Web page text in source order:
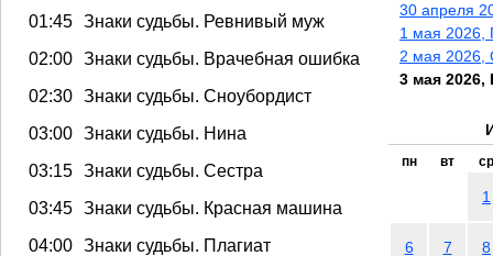
01:45 Знаки судьбы. Ревнивый муж
02:00 Знаки судьбы. Врачебная ошибка
02:30 Знаки судьбы. Сноубордист
03:00 Знаки судьбы. Нина
03:15 Знаки судьбы. Сестра
03:45 Знаки судьбы. Красная машина
04:00 Знаки судьбы. Плагиат
30 апреля
1 мая 2026,
2 мая 2026,
3 мая 2026,
пн вт ср
1
6 7 8